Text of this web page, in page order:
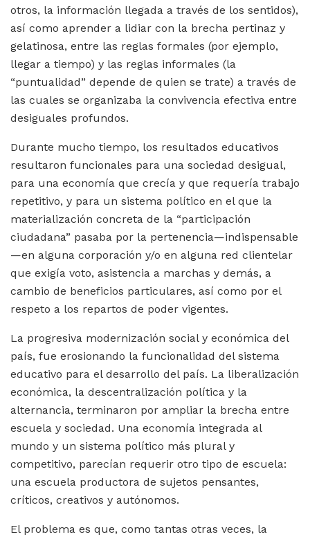
otros, la información llegada a través de los sentidos),
así como aprender a lidiar con la brecha pertinaz y
gelatinosa, entre las reglas formales (por ejemplo,
llegar a tiempo) y las reglas informales (la
“puntualidad” depende de quien se trate) a través de
las cuales se organizaba la convivencia efectiva entre
desiguales profundos.
Durante mucho tiempo, los resultados educativos
resultaron funcionales para una sociedad desigual,
para una economía que crecía y que requería trabajo
repetitivo, y para un sistema político en el que la
materialización concreta de la “participación
ciudadana” pasaba por la pertenencia—indispensable
—en alguna corporación y/o en alguna red clientelar
que exigía voto, asistencia a marchas y demás, a
cambio de beneficios particulares, así como por el
respeto a los repartos de poder vigentes.
La progresiva modernización social y económica del
país, fue erosionando la funcionalidad del sistema
educativo para el desarrollo del país. La liberalización
económica, la descentralización política y la
alternancia, terminaron por ampliar la brecha entre
escuela y sociedad. Una economía integrada al
mundo y un sistema político más plural y
competitivo, parecían requerir otro tipo de escuela:
una escuela productora de sujetos pensantes,
críticos, creativos y autónomos.
El problema es que, como tantas otras veces, la